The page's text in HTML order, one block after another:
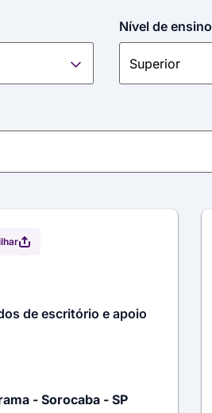
Nível de ensino
de escritório e apoio
- Sorocaba - SP